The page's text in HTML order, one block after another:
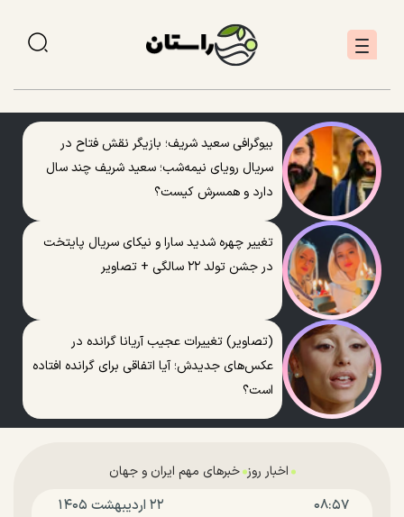
بیوگرافی سعید شریف؛ بازیگر نقش فتاح در
سریال رویای نیمه‌شب؛ سعید شریف چند سال
دارد و همسرش کیست؟
تغییر چهره شدید سارا و نیکای سریال پایتخت
در جشن تولد ۲۲ سالگی + تصاویر
(تصاویر) تغییرات عجیب آریانا گرانده در
عکس‌های جدیدش؛ آیا اتفاقی برای گرانده افتاده
است؟
اخبار روز خبرهای مهم ایران و جهان
۰۸:۵۷ ۲۲ ارديبهشت ۱۴۰۵